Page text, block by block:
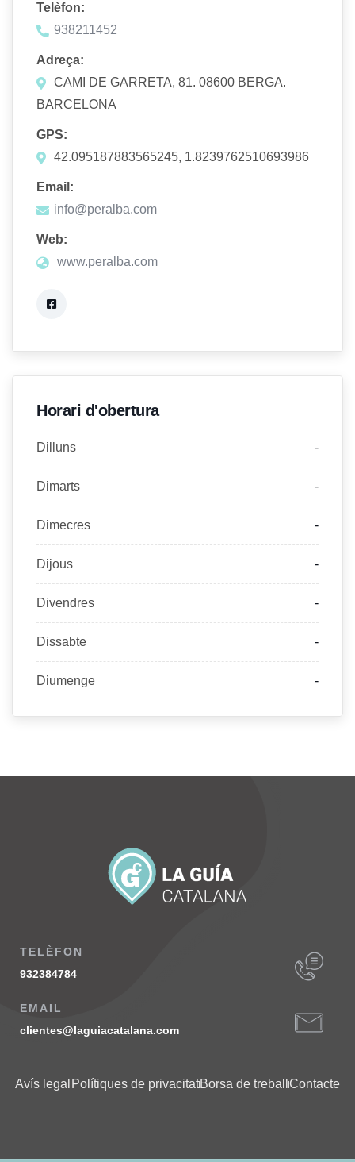
Telèfon:
938211452
Adreça:
CAMI DE GARRETA, 81. 08600 BERGA.
BARCELONA
GPS:
42.095187883565245, 1.8239762510693986
Email:
info@peralba.com
Web:
www.peralba.com
Horari d'obertura
Dilluns -
Dimarts -
Dimecres -
Dijous -
Divendres -
Dissabte -
Diumenge -
TELÈFON
932384784
EMAIL
clientes@laguiacatalana.com
Avís legal Polítiques de privacitatBorsa de treball Contacte